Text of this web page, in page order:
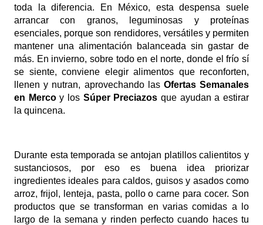
toda la diferencia. En México, esta despensa suele
arrancar con granos, leguminosas y proteínas
esenciales, porque son rendidores, versátiles y permiten
mantener una alimentación balanceada sin gastar de
más. En invierno, sobre todo en el norte, donde el frío sí
se siente, conviene elegir alimentos que reconforten,
llenen y nutran, aprovechando las Ofertas Semanales
en Mercoy los Súper Preciazos que ayudan a estirar
la quincena.
Durante esta temporada se antojan platillos calientitos y
sustanciosos, por eso es buena idea priorizar
ingredientes ideales para caldos, guisos y asados como
arroz, frijol, lenteja, pasta, pollo o carne para cocer. Son
productos que se transforman en varias comidas a lo
largo de la semana y rinden perfecto cuando haces tu